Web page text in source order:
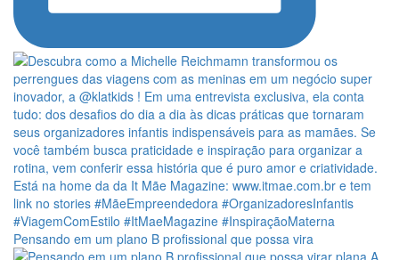
Pensando em um plano B profissional que possa vira